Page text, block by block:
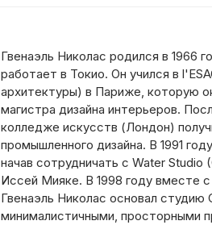
Гвенаэль Николас родился в 1966
работает в Токио. Он учился в
архитектуры) в Париже, которую
магистра дизайна интерьеров.
колледже искусств (Лондон)
промышленного дизайна. В 1991
начав сотрудничать с Water
Иссей Мияке. В 1998 году вместе
Гвенаэль Николас основал студию
минималистичными, просторными